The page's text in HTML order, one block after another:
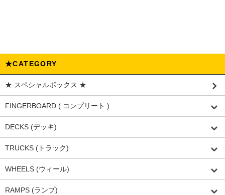
★CATEGORY
★ スペシャルボックス ★
FINGERBOARD ( コンプリート )
DECKS (デッキ)
TRUCKS (トラック)
WHEELS (ウィール)
RAMPS (ランプ)